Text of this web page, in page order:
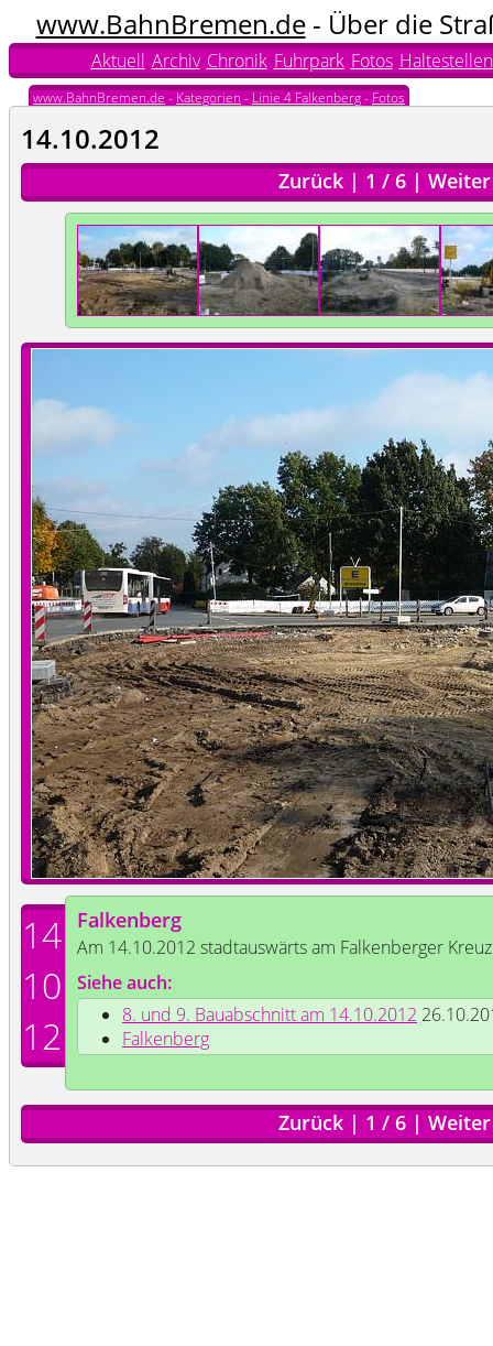
www.BahnBremen.de- Über die
Aktuell Archiv Chronik Fuhrpark Fotos Haltestellen
www.BahnBremen.de - Kategorien - Linie 4 Falkenberg- Fotos
14.10.2012
Zurück | 1 / 6 | Weiter
14
10
12
Falkenberg
Am 14.10.2012 stadtauswärts am Falkenberger
Siehe auch:
8. und 9. Bauabschnitt am 14.10.2012
Falkenberg
Zurück | 1 / 6 | Weiter